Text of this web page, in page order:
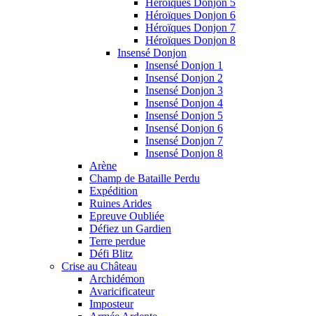
Héroïques Donjon 5
Héroïques Donjon 6
Héroïques Donjon 7
Héroïques Donjon 8
Insensé Donjon
Insensé Donjon 1
Insensé Donjon 2
Insensé Donjon 3
Insensé Donjon 4
Insensé Donjon 5
Insensé Donjon 6
Insensé Donjon 7
Insensé Donjon 8
Arène
Champ de Bataille Perdu
Expédition
Ruines Arides
Epreuve Oubliée
Défiez un Gardien
Terre perdue
Défi Blitz
Crise au Château
Archidémon
Avaricificateur
Imposteur